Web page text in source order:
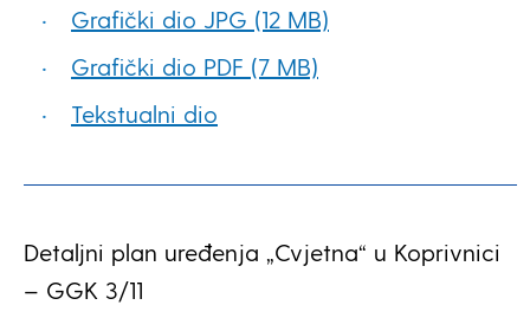
Grafički dio JPG (12 MB)
Grafički dio PDF (7 MB)
Tekstualni dio
Detaljni plan uređenja „Cvjetna“ u Koprivnici
– GGK 3/11